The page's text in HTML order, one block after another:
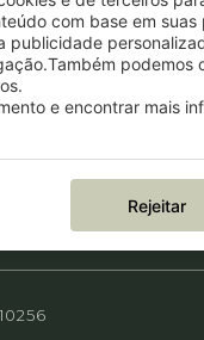
+351 910 212 254
para a rede móvel
nacional
com base em
publicidade
podemos
e encontrar mais
Rejeitar